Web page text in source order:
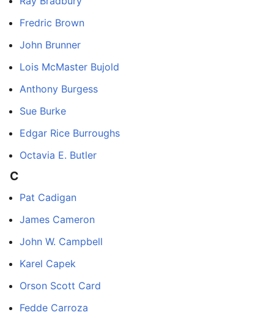
Fredric Brown
John Brunner
Lois McMaster Bujold
Anthony Burgess
Sue Burke
Edgar Rice Burroughs
Octavia E. Butler
C
Pat Cadigan
James Cameron
John W. Campbell
Karel Capek
Orson Scott Card
Fedde Carroza